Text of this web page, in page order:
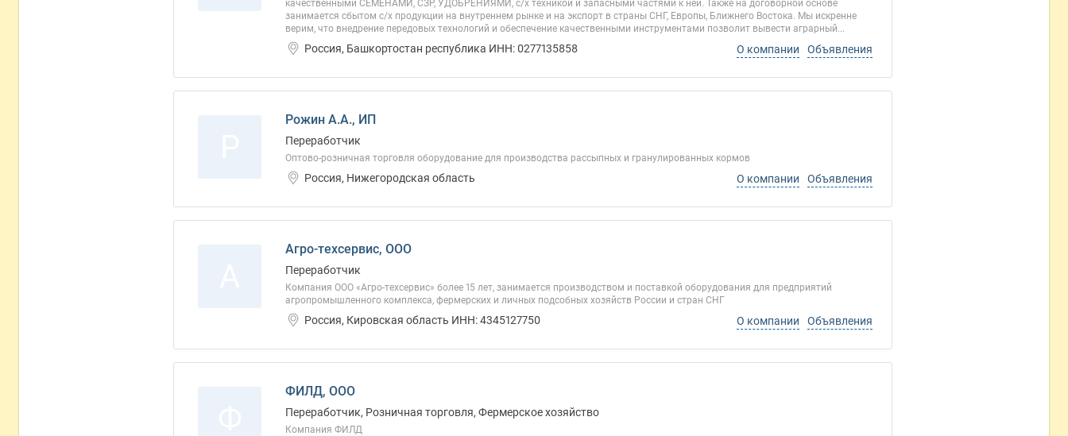
качественными СЕМЕНАМИ, СЗР, УДОБРЕНИЯМИ, с/х техникой и запасными частями к ней. Также на договорной основе
занимается сбытом с/х продукции на внутреннем рынке и на экспорт в страны СНГ, Европы, Ближнего Востока. Мы искренне
верим, что внедрение передовых технологий и обеспечение качественными инструментами позволит вывести аграрный...
Россия, Башкортостан республика ИНН: 0277135858 О компании Объявления
Рожин А.А., ИП
Переработчик
Оптово-розничная торговля оборудование для производства рассыпных и гранулированных кормов
Россия, Нижегородская область О компании Объявления
Агро-техсервис, ООО
Переработчик
Компания ООО «Агро-техсервис» более 15 лет, занимается производством и поставкой оборудования для предприятий
агропромышленного комплекса, фермерских и личных подсобных хозяйств России и стран СНГ
Россия, Кировская область ИНН: 4345127750 О компании Объявления
ФИЛД, ООО
Переработчик, Розничная торговля, Фермерское хозяйство
Компания ФИЛД